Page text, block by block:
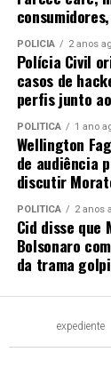
POLÍCIA 2 anos
Polícia Civil
casos de
perfis junto
POLÍTICA 1 ano
Wellington
de audiência
discutir
POLÍTICA 2 anos
Cid disse que
Bolsonaro
da trama
expediente